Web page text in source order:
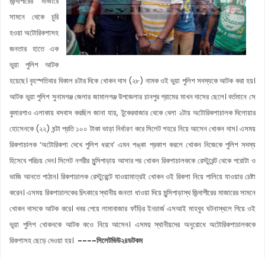
সামনে থেকে চুরি
হওয়া অটোরিকশাসহ
জনতার হাতে এক
ভুয়া পুলিশ আটক
হয়েছে। বৃহস্পতিবার বিকাল ৪টার দিকে খোকন দাস (২৮) নামক ওই ভুয়া পুলিশ সদস্যকে আটক করা হয়।
আটক ভুয়া পুলিশ সুনামগঞ্জ জেলার জামালগঞ্জ উপজেলার চানপুর গ্রামের মাখন দাসের ছেলে। বর্তমানে সে
কুমারগাও এলাকায় বসবাস করছিল জানা যায়, টুকেরবাজার থেকে বেলা ২টায় অটোরিকশাচালক দিলোয়ার
হোসেনকে (২২) ঘন্টা প্রতি ১০০ টাকা ভাড়া নির্ধারণ করে সিলেট শহরে নিয়ে আসেন খোকন দাস। এসময়
রিকশাচালক ‘অটোরিকশা দেখে পুলিশ ধরবে’ এমন শঙ্কা প্রকাশ করলে খোকন নিজেকে পুলিশ সদস্য
হিসেবে পরিচয় দেন। সিলেট নগরীর মুন্সিপাড়ায় আসার পর খোকন রিকশাচালককে রেস্টুরেন্ট থেকে পরোটা ও
ভাজি আনতে পাঠান। রিকশাচালক রেস্টুরেন্টে যাওয়ামাত্রই খোকন ওই রিকশা নিয়ে পালিয়ে যাওয়ার চেষ্টা
করেন। এসময় রিকশাচালকের চিৎকারে স্থানীয় জনতা ধাওয়া দিয়ে মুন্সিপাড়াস্থ জিন্দাপীরের মাজারের সামনে
খোকন দাসকে আটক করে। খবর পেয়ে লামাবাজার ফাঁড়ির ইনচার্জ এসআই মাহবুব ঘটনাস্থলে গিয়ে ওই
ভুয়া পুলিশ খোকনকে আটক কওে নিয়ে আসেন। এসময় স্থানীয়দের অনুরোধে অটোরিকশাচালককে
রিকশাসহ ছেড়ে দেওয়া হয়। ----সিলেটভিউ২৪ডটকম